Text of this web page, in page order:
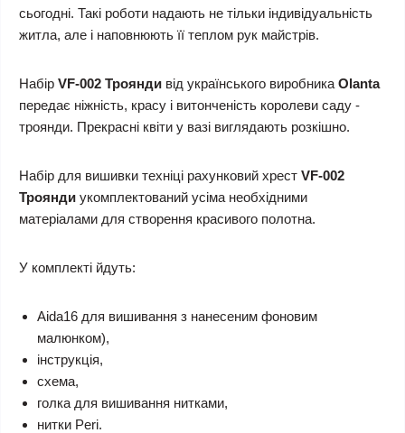
сьогодні. Такі роботи надають не тільки індивідуальність
житла, але і наповнюють її теплом рук майстрів.
Набір VF-002 Троянди від українського виробника Olanta
передає ніжність, красу і витонченість королеви саду -
троянди. Прекрасні квіти у вазі виглядають розкішно.
Набір для вишивки техніці рахунковий хрест VF-002
Троянди укомплектований усіма необхідними
матеріалами для створення красивого полотна.
У комплекті йдуть:
Aida16 для вишивання з нанесеним фоновим
малюнком),
інструкція,
схема,
голка для вишивання нитками,
нитки Peri.